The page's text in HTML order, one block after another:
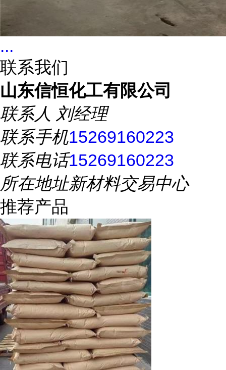
...
联系我们
山东信恒化工有限公司
联系人 刘经理
联系手机15269160223
联系电话15269160223
所在地址新材料交易中心
推荐产品